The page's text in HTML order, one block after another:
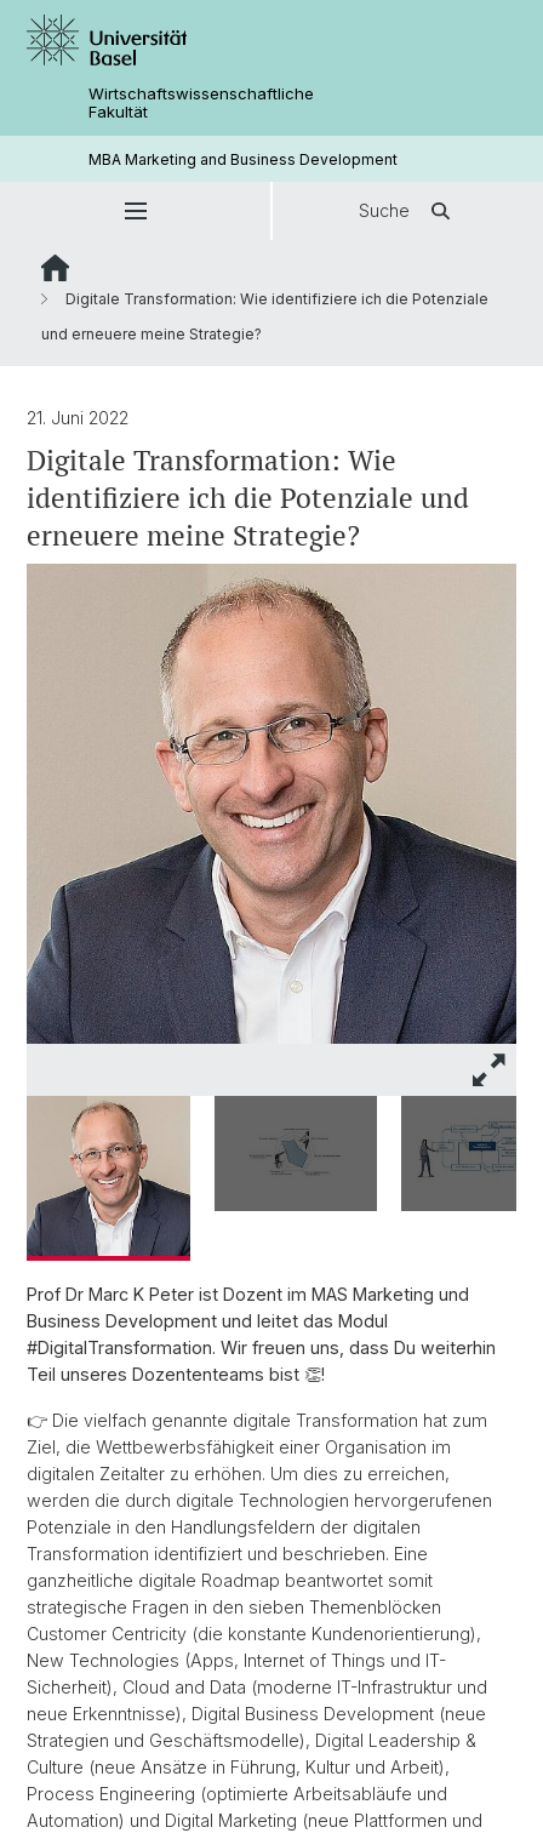
Wirtschaftswissenschaftliche
Fakultät
MBA Marketing and Business Development
Suche
Digitale Transformation: Wie identifiziere ich die Potenziale
und erneuere meine Strategie?
21. Juni 2022
Digitale Transformation: Wie
identifiziere ich die Potenziale und
erneuere meine Strategie?
Prof Dr Marc K Peter ist Dozent im MAS Marketing und
Business Development und leitet das Modul
#DigitalTransformation. Wir freuen uns, dass Du weiterhin
Teil unseres Dozententeams bist 👏!
👉 Die vielfach genannte digitale Transformation hat zum
Ziel, die Wettbewerbsfähigkeit einer Organisation im
digitalen Zeitalter zu erhöhen. Um dies zu erreichen,
werden die durch digitale Technologien hervorgerufenen
Potenziale in den Handlungsfeldern der digitalen
Transformation identifiziert und beschrieben. Eine
ganzheitliche digitale Roadmap beantwortet somit
strategische Fragen in den sieben Themenblöcken
Customer Centricity (die konstante Kundenorientierung),
New Technologies (Apps, Internet of Things und IT-
Sicherheit), Cloud and Data (moderne IT-Infrastruktur und
neue Erkenntnisse), Digital Business Development (neue
Strategien und Geschäftsmodelle), Digital Leadership &
Culture (neue Ansätze in Führung, Kultur und Arbeit),
Process Engineering (optimierte Arbeitsabläufe und
Automation) und Digital Marketing (neue Plattformen und